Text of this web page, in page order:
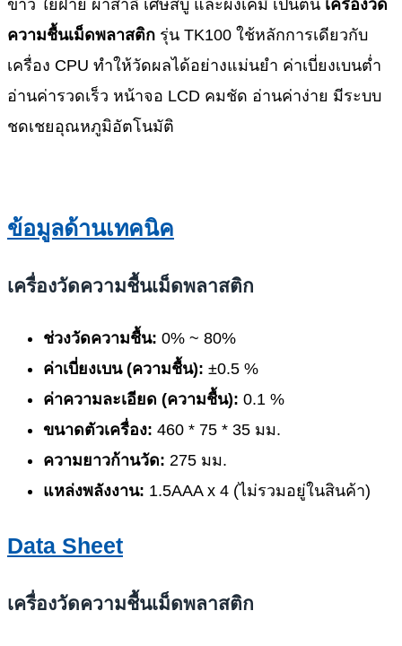
ข้าว ใยฝ้าย ผ้าสำลี เศษสบู่ และผงเคมี เป็นต้น เครื่องวัด
ความชื้นเม็ดพลาสติก รุ่น TK100 ใช้หลักการเดียวกับ
เครื่อง CPU ทำให้วัดผลได้อย่างแม่นยำ ค่าเบี่ยงเบนต่ำ
อ่านค่ารวดเร็ว หน้าจอ LCD คมชัด อ่านค่าง่าย มีระบบ
ชดเชยอุณหภูมิอัตโนมัติ
ข้อมูลด้านเทคนิค
เครื่องวัดความชื้นเม็ดพลาสติก
ช่วงวัดความชื้น: 0% ~ 80%
ค่าเบี่ยงเบน (ความชื้น): ±0.5 %
ค่าความละเอียด (ความชื้น): 0.1 %
ขนาดตัวเครื่อง: 460 * 75 * 35 มม.
ความยาวก้านวัด: 275 มม.
แหล่งพลังงาน: 1.5AAA x 4 (ไม่รวมอยู่ในสินค้า)
Data Sheet
เครื่องวัดความชื้นเม็ดพลาสติก